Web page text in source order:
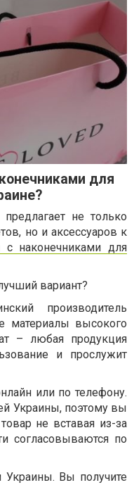
для
не только
но и аксессуаров к
с наконечниками для
вариант?
производитель
материалы высокого
– любая продукция
и прослужит
или по телефону.
Украины, поэтому вы
не вставая из-за
согласовываются по
Украины. Вы получите